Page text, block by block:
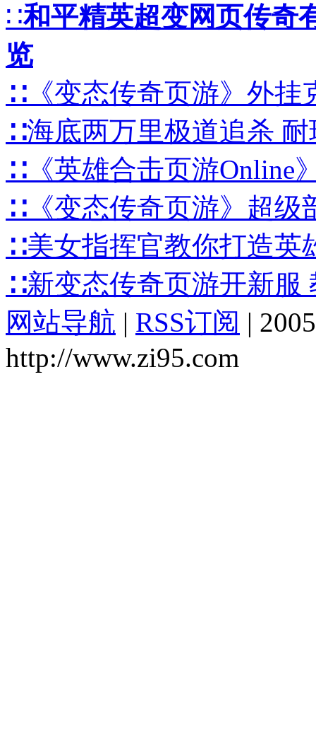
∷和平精英超变网页传奇
览
∷《变态传奇页游》外挂
∷海底两万里极道追杀
∷《英雄合击页游Online
∷《变态传奇页游》超级
∷美女指挥官教你打造英
∷新变态传奇页游开新服
网站导航 | RSS订阅 |
http://www.zi95.com